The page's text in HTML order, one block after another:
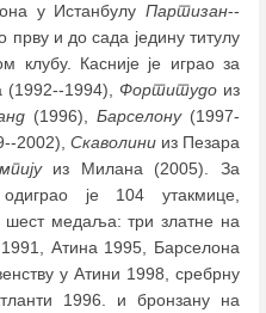
у Истанбулу Партизан--
прву и до сада једину титулу
клубу. Касније је играо за
1994), Фортитудо из
(1996), Барселону(1997-
2002), Скаволинииз Пезара
из Милана (2005). За
одиграо је 104 утакмице,
шест медаља: три златне на
Атина 1995, Барселона
у Атини 1998, сребрну
1996. и бронзану на